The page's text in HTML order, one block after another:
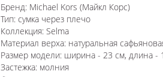
Бренд: Michael Kors (Майкл Корс)
Тип: сумка через плечо
Коллекция: Selma
Материал верха: натуральная
Размер модели: ширина - 23 см, длина -
Застежка: молния